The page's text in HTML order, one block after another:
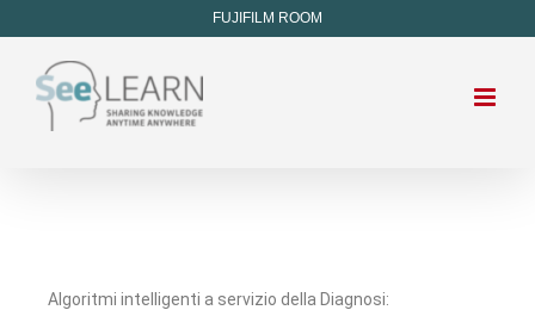
FUJIFILM ROOM
Algoritmi intelligenti a servizio della Diagnosi: